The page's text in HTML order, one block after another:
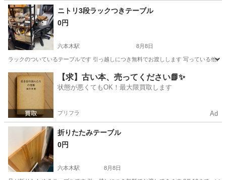
東京 港区 六本木駅 家具
ニトリ3段ラックつきテーブル
0円
六本木駅 8月8日
ラックのついているテーブルです 引っ越しにつき無料でお渡しします 写っている他の
東京 港区 六本木駅 テーブル
【求】古い本、売ってください📗✨
状態が悪くてもOK！最大限買取します
プリフラ Ad
折りたたみテーブル
0円
六本木駅 8月8日